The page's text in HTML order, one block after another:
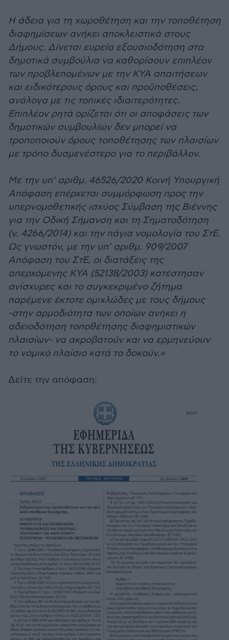
Η άδεια για τη χωροθέτηση και την τοποθέτηση
διαφημίσεων ανήκει αποκλειστικά στους
Δήμους. Δίνεται ευρεία εξουσιοδότηση στα
δημοτικά συμβούλια να καθορίσουν επιπλέον
των προβλεπομένων με την ΚΥΑ απαιτήσεων
και ειδικότερους όρους και προϋποθέσεις,
ανάλογα με τις τοπικές ιδιαιτερότητες.
Επιπλέον ρητά ορίζεται ότι οι αποφάσεις των
δημοτικών συμβουλίων δεν μπορεί να
τροποποιούν όρους τοποθέτησης των πλαισίων
με τρόπο δυσμενέστερο για το περιβάλλον.
Με την υπ’ αριθμ. 46526/2020 Κοινή Υπουργική
Απόφαση επέρχεται συμμόρφωση προς την
υπερνομοθετικής ισχύος Σύμβαση της Βιέννης
για την Οδική Σήμανση και τη Σηματοδότηση
(ν. 4266/2014) και την πάγια νομολογία του ΣτΕ.
Ως γνωστόν, με την υπ’ αριθμ. 909/2007
Απόφαση του ΣτΕ, οι διατάξεις της
απερχόμενης ΚΥΑ (52138/2003) κατέστησαν
ανίσχυρες και το συγκεκριμένο ζήτημα
παρέμενε έκτοτε ομιχλώδες με τους δήμους
-στην αρμοδιότητα των οποίων ανήκει η
αδειοδότηση τοποθέτησης διαφημιστικών
πλαισίων- να ακροβατούν και να ερμηνεύουν
το νομικό πλαίσιο κατά το δοκούν.»
Δείτε την απόφαση: